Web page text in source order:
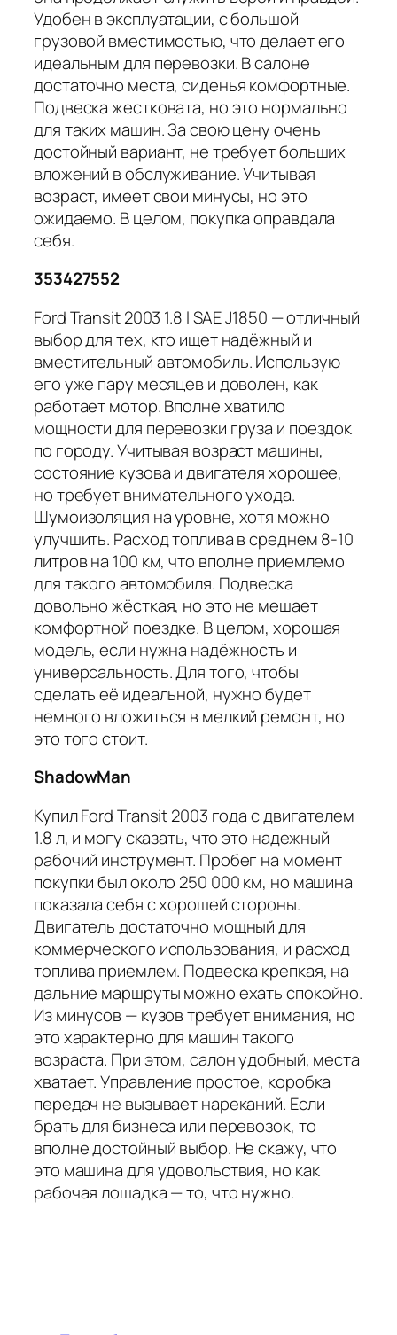
Удобен в эксплуатации, с большой
грузовой вместимостью, что делает его
идеальным для перевозки. В салоне
достаточно места, сиденья комфортные.
Подвеска жестковата, но это нормально
для таких машин. За свою цену очень
достойный вариант, не требует больших
вложений в обслуживание. Учитывая
возраст, имеет свои минусы, но это
ожидаемо. В целом, покупка оправдала
себя.
353427552
Ford Transit 2003 1.8 l SAE J1850 — отличный
выбор для тех, кто ищет надёжный и
вместительный автомобиль. Использую
его уже пару месяцев и доволен, как
работает мотор. Вполне хватило
мощности для перевозки груза и поездок
по городу. Учитывая возраст машины,
состояние кузова и двигателя хорошее,
но требует внимательного ухода.
Шумоизоляция на уровне, хотя можно
улучшить. Расход топлива в среднем 8-10
литров на 100 км, что вполне приемлемо
для такого автомобиля. Подвеска
довольно жёсткая, но это не мешает
комфортной поездке. В целом, хорошая
модель, если нужна надёжность и
универсальность. Для того, чтобы
сделать её идеальной, нужно будет
немного вложиться в мелкий ремонт, но
это того стоит.
ShadowMan
Купил Ford Transit 2003 года с двигателем
1.8 л, и могу сказать, что это надежный
рабочий инструмент. Пробег на момент
покупки был около 250 000 км, но машина
показала себя с хорошей стороны.
Двигатель достаточно мощный для
коммерческого использования, и расход
топлива приемлем. Подвеска крепкая, на
дальние маршруты можно ехать спокойно.
Из минусов — кузов требует внимания, но
это характерно для машин такого
возраста. При этом, салон удобный, места
хватает. Управление простое, коробка
передач не вызывает нареканий. Если
брать для бизнеса или перевозок, то
вполне достойный выбор. Не скажу, что
это машина для удовольствия, но как
рабочая лошадка — то, что нужно.